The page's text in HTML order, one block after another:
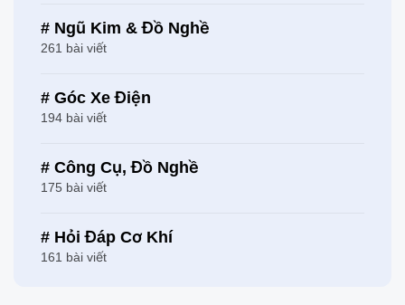
# Ngũ Kim & Đồ Nghề
261 bài viết
# Góc Xe Điện
194 bài viết
# Công Cụ, Đồ Nghề
175 bài viết
# Hỏi Đáp Cơ Khí
161 bài viết